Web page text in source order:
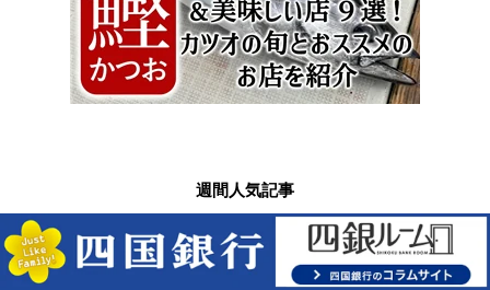
週間人気記事